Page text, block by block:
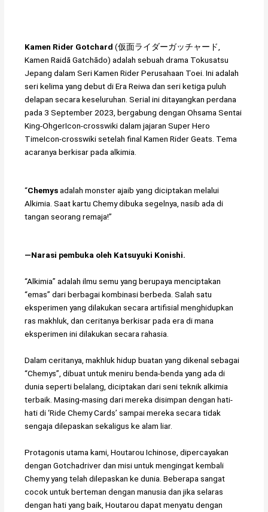
Kamen Rider Gotchard (仮面ライダーガッチャード,
Kamen Raidā Gatchādo) adalah sebuah drama Tokusatsu
Jepang dalam Seri Kamen Rider Perusahaan Toei. Ini adalah
seri kelima yang debut di Era Reiwa dan seri ketiga puluh
delapan secara keseluruhan. Serial ini ditayangkan perdana
pada 3 September 2023, bergabung dengan Ohsama Sentai
King-OhgerIcon-crosswiki dalam jajaran Super Hero
TimeIcon-crosswiki setelah final Kamen Rider Geats. Tema
acaranya berkisar pada alkimia.
“Chemysadalah monster ajaib yang diciptakan melalui
Alkimia. Saat kartu Chemy dibuka segelnya, nasib ada di
tangan seorang remaja!”
―Narasi pembuka oleh Katsuyuki Konishi.
“Alkimia” adalah ilmu semu yang berupaya menciptakan
“emas” dari berbagai kombinasi berbeda. Salah satu
eksperimen yang dilakukan secara artifisial menghidupkan
ras makhluk, dan ceritanya berkisar pada era di mana
eksperimen ini dilakukan secara rahasia.
Dalam ceritanya, makhluk hidup buatan yang dikenal sebagai
“Chemys”, dibuat untuk meniru benda-benda yang ada di
dunia seperti belalang, diciptakan dari seni teknik alkimia
terbaik. Masing-masing dari mereka disimpan dengan hati-
hati di ‘Ride Chemy Cards’ sampai mereka secara tidak
sengaja dilepaskan sekaligus ke alam liar.
Protagonis utama kami, Houtarou Ichinose, dipercayakan
dengan Gotchadriver dan misi untuk mengingat kembali
Chemy yang telah dilepaskan ke dunia. Beberapa sangat
cocok untuk berteman dengan manusia dan jika selaras
dengan hati yang baik, Houtarou dapat menyatu dengan